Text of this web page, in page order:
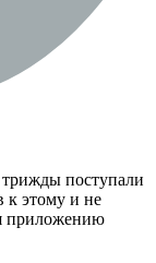
поступали
к этому и не
приложению